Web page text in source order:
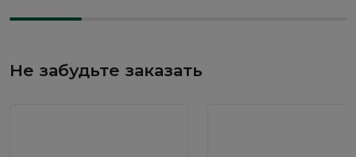
Не забудьте заказать